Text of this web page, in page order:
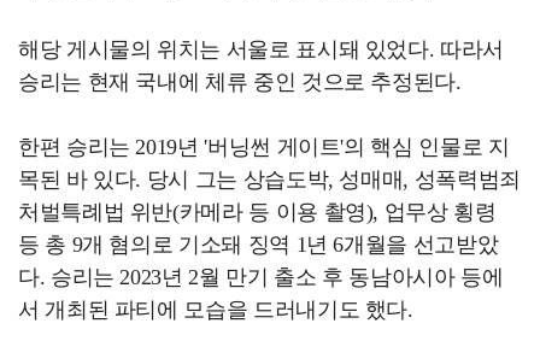
해당 게시물의 위치는 서울로 표시돼 있었다. 따라서
승리는 현재 국내에 체류 중인 것으로 추정된다.
한편 승리는 2019년 '버닝썬 게이트'의 핵심 인물로 지
목된 바 있다. 당시 그는 상습도박, 성매매, 성폭력범죄
처벌특례법 위반(카메라 등 이용 촬영), 업무상 횡령
등 총 9개 혐의로 기소돼 징역 1년 6개월을 선고받았
다. 승리는 2023년 2월 만기 출소 후 동남아시아 등에
서 개최된 파티에 모습을 드러내기도 했다.